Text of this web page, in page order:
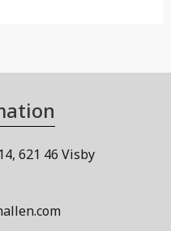
621 46 Visby